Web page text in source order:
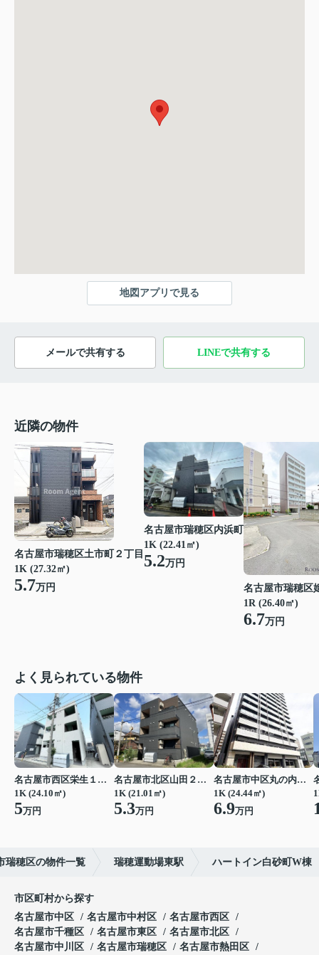
地図アプリで見る
メールで共有する LINEで共有する
近隣の物件
名古屋市瑞穂区土市町２丁目
1K (27.32㎡)
5.7万円
名古屋市瑞穂区内浜町
1K (22.41㎡)
5.2万円
名古屋市瑞穂区
1R (26.40㎡)
6.7万円
よく見られている物件
名古屋市西区栄生１丁目
1K (24.10㎡)
5万円
名古屋市北区山田２丁目
1K (21.01㎡)
5.3万円
名古屋市中区丸の内２丁目
1K (24.44㎡)
6.9万円
瑞穂区の物件一覧 瑞穂運動場東駅 ハートイン白砂町W棟
市区町村から探す
名古屋市中区
名古屋市中村区
名古屋市西区
名古屋市千種区
名古屋市東区
名古屋市北区
名古屋市中川区
名古屋市瑞穂区
名古屋市熱田区